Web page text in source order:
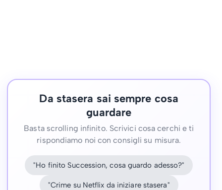
Da stasera sai sempre cosa
guardare
Basta scrolling infinito. Scrivici cosa cerchi e ti
rispondiamo noi con consigli su misura.
"Ho finito Succession, cosa guardo adesso?"
"Crime su Netflix da iniziare stasera"